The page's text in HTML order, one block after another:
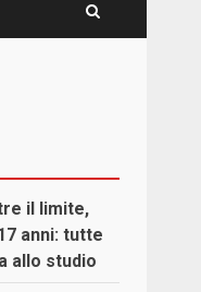
il limite,
anni: tutte
allo studio